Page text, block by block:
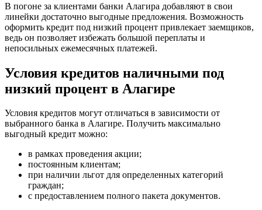
В погоне за клиентами банки Алагира добавляют в свои
линейки достаточно выгодные предложения. Возможность
оформить кредит под низкий процент привлекает заемщиков,
ведь он позволяет избежать большой переплаты и
непосильных ежемесячных платежей.
Условия кредитов наличными под
низкий процент в Алагире
Условия кредитов могут отличаться в зависимости от
выбранного банка в Алагире. Получить максимально
выгодный кредит можно:
в рамках проведения акции;
постоянным клиентам;
при наличии льгот для определенных категорий
граждан;
с предоставлением полного пакета документов.